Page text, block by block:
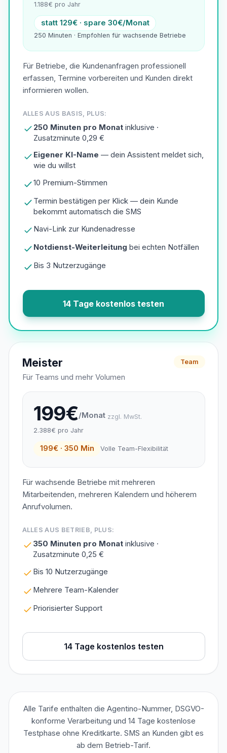
1.188€ pro Jahr
statt 129€ · spare 30€/Monat
250 Minuten · Empfohlen für wachsende Betriebe
Für Betriebe, die Kundenanfragen professionell
erfassen, Termine vorbereiten und Kunden direkt
informieren wollen.
ALLES AUS BASIS, PLUS:
250 Minuten pro Monatinklusive ·
Zusatzminute 0,29 €
Eigener KI-Name — dein Assistent meldet sich,
wie du willst
10 Premium-Stimmen
Termin bestätigen per Klick — dein Kunde
bekommt automatisch die SMS
Navi-Link zur Kundenadresse
Notdienst-Weiterleitung bei echten Notfällen
Bis 3 Nutzerzugänge
14 Tage kostenlos testen
Meister
Für Teams und mehr Volumen
Team
199€/Monat zzgl. MwSt.
2.388€ pro Jahr
199€ · 350 Min Volle Team-Flexibilität
Für wachsende Betriebe mit mehreren
Mitarbeitenden, mehreren Kalendern und höherem
Anrufvolumen.
ALLES AUS BETRIEB, PLUS:
350 Minuten pro Monatinklusive ·
Zusatzminute 0,25 €
Bis 10 Nutzerzugänge
Mehrere Team-Kalender
Priorisierter Support
14 Tage kostenlos testen
Alle Tarife enthalten die Agentino-Nummer, DSGVO-
konforme Verarbeitung und 14 Tage kostenlose
Testphase ohne Kreditkarte. SMS an Kunden gibt es
ab dem Betrieb-Tarif.